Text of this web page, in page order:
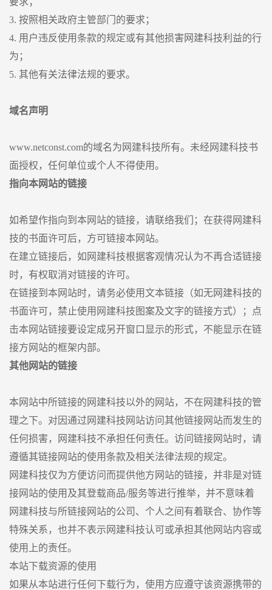
3. 按照相关政府主管部门的要求；
4. 用户违反使用条款的规定或有其他损害网建科技利益的行
为；
5. 其他有关法律法规的要求。
域名声明
www.netconst.com的域名为网建科技所有。未经网建科技书
面授权，任何单位或个人不得使用。
指向本网站的链接
如希望作指向到本网站的链接，请联络我们；在获得网建科
技的书面许可后，方可链接本网站。
在建立链接后，如网建科技根据客观情况认为不再合适链接
时，有权取消对链接的许可。
在链接到本网站时，请务必使用文本链接（如无网建科技的
书面许可，禁止使用网建科技图案及文字的链接方式）；点
击本网站链接要设定成另开窗口显示的形式，不能显示在链
接方网站的框架内部。
其他网站的链接
本网站中所链接的网建科技以外的网站，不在网建科技的管
理之下。对因通过网建科技网站访问其他链接网站而发生的
任何损害，网建科技不承担任何责任。访问链接网站时，请
遵循其链接网站的使用条款及相关法律法规的规定。
网建科技仅为方便访问而提供他方网站的链接，并非是对链
接网站的使用及其登载商品/服务等进行推举，并不意味着
网建科技与所链接网站的公司、个人之间有着联合、协作等
特殊关系，也并不表示网建科技认可或承担其他网站内容或
使用上的责任。
本站下载资源的使用
如果从本站进行任何下载行为，使用方应遵守该资源携带的